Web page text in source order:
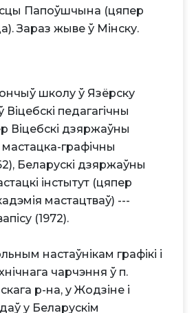
Папоўшчына (цяпер
Зараз жыве ў Мінску.
школу ў Язёрску
Віцебскі педагагічны
Віцебскі дзяржаўны
мастацка-графічны
Беларускі дзяржаўны
інстытут (цяпер
мастацтваў) ---
(1972).
настаўнікам графікі і
чарчэння ў п.
р-на, у Жодзіне і
у Беларускім